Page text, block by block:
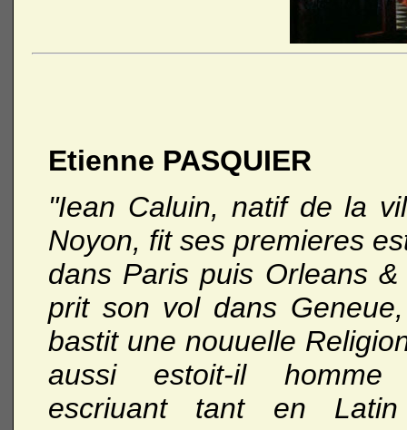
Etienne PASQUIER
"Iean Caluin, natif de la
Noyon, fit ses premieres
dans Paris puis Orleans
prit son vol dans
bastit une nouuelle
aussi estoit-il homme
escriuant tant en